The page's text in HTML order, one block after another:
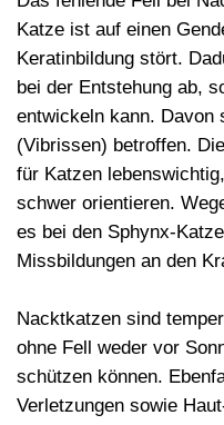
Katze ist auf einen
Keratinbildung stört.
bei der Entstehung ab,
entwickeln kann. Davon
(Vibrissen) betroffen.
für Katzen
schwer orientieren.
es bei den Sphynx-
Missbildungen an den
Nacktkatzen sind
ohne Fell weder vor
schützen können.
Verletzungen sowie